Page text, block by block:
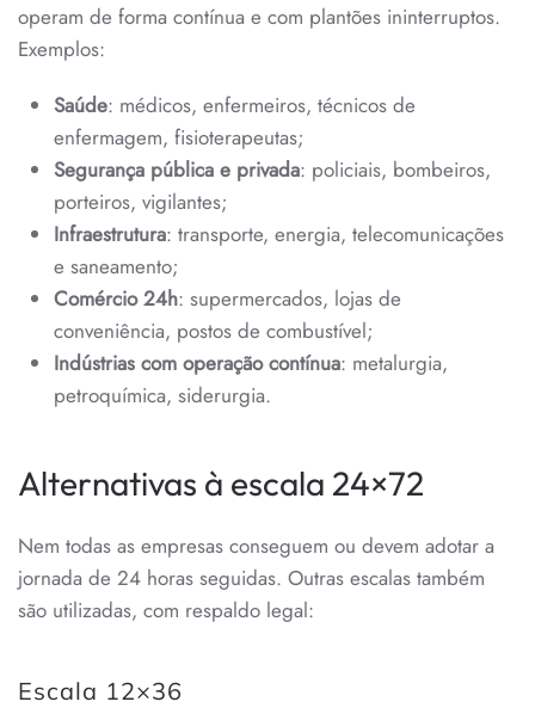
operam de forma contínua e com plantões ininterruptos.
Exemplos:
Saúde: médicos, enfermeiros, técnicos de
enfermagem, fisioterapeutas;
Segurança pública e privada: policiais, bombeiros,
porteiros, vigilantes;
Infraestrutura: transporte, energia, telecomunicações
e saneamento;
Comércio 24h: supermercados, lojas de
conveniência, postos de combustível;
Indústrias com operação contínua: metalurgia,
petroquímica, siderurgia.
Alternativas à escala 24×72
Nem todas as empresas conseguem ou devem adotar a
jornada de 24 horas seguidas. Outras escalas também
são utilizadas, com respaldo legal:
Escala 12×36